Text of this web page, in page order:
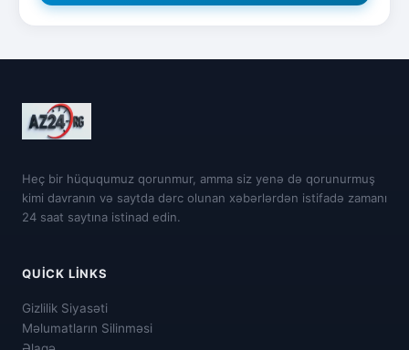
Heç bir hüququmuz qorunmur, amma siz yenə də qorunurmuş
kimi davranın və saytda dərc olunan xəbərlərdən istifadə zamanı
24 saat saytına istinad edin.
QUICK LINKS
Gizlilik Siyasəti
Məlumatların Silinməsi